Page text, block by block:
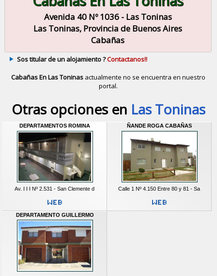
Avenida 40 Nº 1036 - Las Toninas
Las Toninas, Provincia de Buenos Aires
Cabañas
Sos titular de un alojamiento ?Contactanos!!
Cabañas En Las Toninas actualmente no se encuentra en nuestro
portal.
Otras opciones en Las Toninas
DEPARTAMENTOS ROMINA
Av. I I I Nº 2.531 - San Clemente d
ÑANDE ROGA CABAÑAS
Calle 1 Nº 4.150 Entre 80 y 81 - Sa
DEPARTAMENTO GUILLERMO